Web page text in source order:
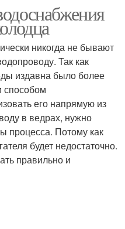
никогда не бывают
Так как
издавна было более
способом
его напрямую из
в ведрах, нужно
процесса. Потому как
будет недостаточно.
правильно и